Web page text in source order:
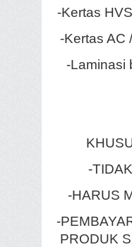
-Kertas
-Kertas AC
-Laminasi
-
-HARUS
-
PRODUK